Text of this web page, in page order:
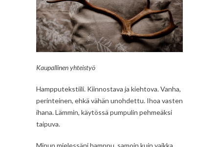
Kaupallinen yhteistyö
Hampputekstiili. Kiinnostava ja kiehtova. Vanha,
perinteinen, ehkä vähän unohdettu. Ihoa vasten
ihana. Lämmin, käytössä pumpulin pehmeäksi
taipuva.
Minun mielessäni hamppu, samoin kuin vaikka